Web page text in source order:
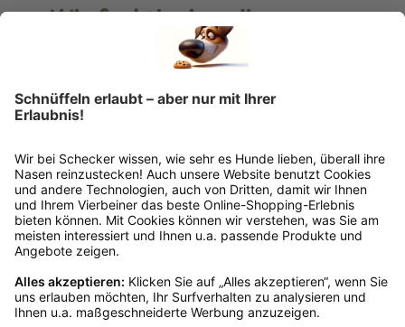
Wie funktioniert die
Rücksendung?
Bitte fülle das Rücksendeformular aus. Dieses
findest du online. Verpacke die Artikel
Rücksendeetikett auf das Paket. Dieses kannst du
dir in deinem Kundenkonto anfordern. Hast du als
Gast bestellt, schreibe uns eine Email an
verkauf@schecker.de oder rufe zu unseren
Servicezeiten an, dann lassen wir dir ein